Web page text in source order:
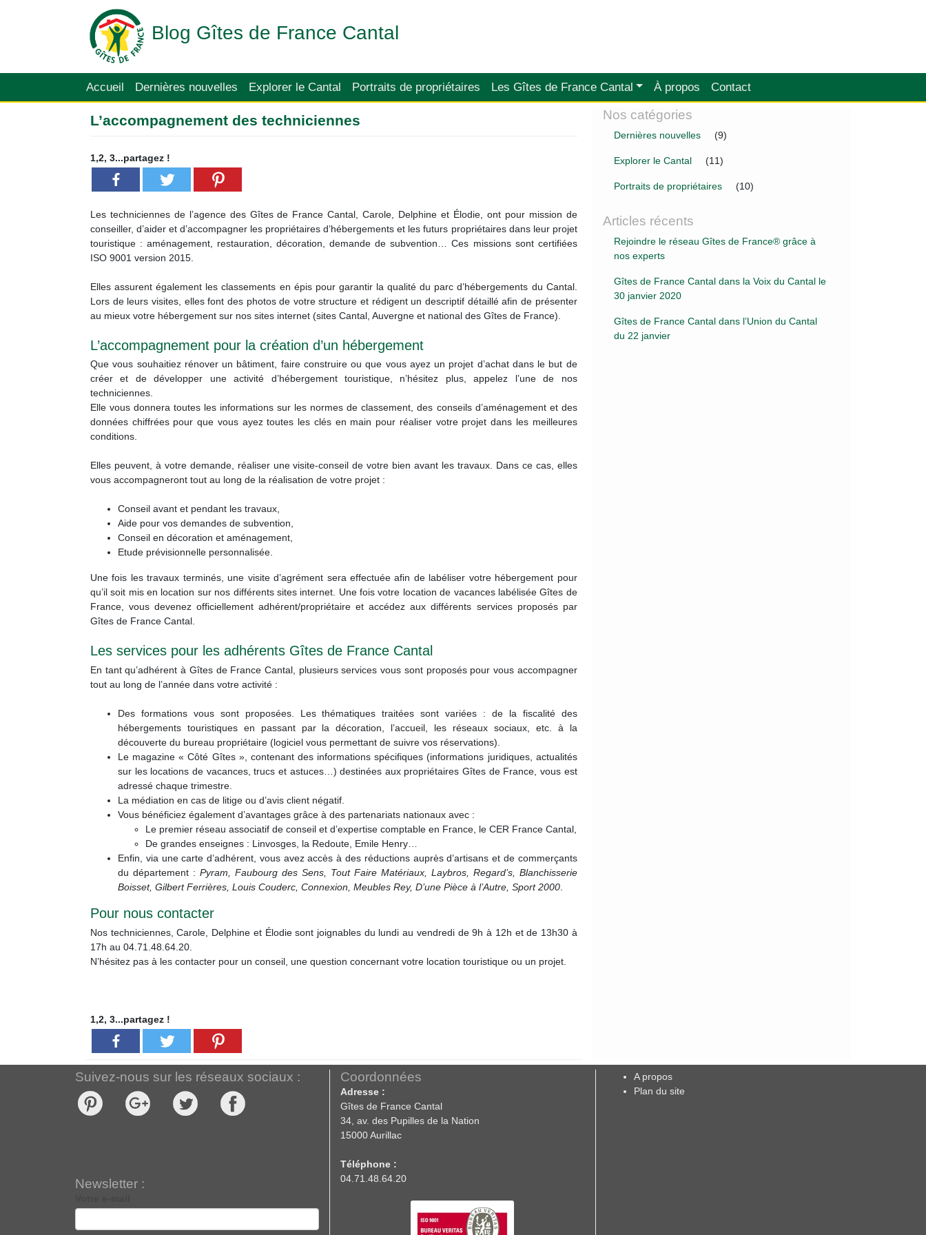
Blog Gîtes de France Cantal
Accueil Dernières nouvelles Explorer le Cantal Portraits de propriétaires Les Gîtes de France Cantal À propos Contact
L’accompagnement des techniciennes
1,2, 3...partagez !
Les techniciennes de l’agence des Gîtes de France Cantal, Carole, Delphine et Élodie, ont pour mission de
conseiller, d’aider et d’accompagner les propriétaires d’hébergements et les futurs propriétaires dans leur projet
touristique : aménagement, restauration, décoration, demande de subvention… Ces missions sont certifiées
ISO 9001 version 2015.
Elles assurent également les classements en épis pour garantir la qualité du parc d’hébergements du Cantal.
Lors de leurs visites, elles font des photos de votre structure et rédigent un descriptif détaillé afin de présenter
au mieux votre hébergement sur nos sites internet (sites Cantal, Auvergne et national des Gîtes de France).
L’accompagnement pour la création d’un hébergement
Que vous souhaitiez rénover un bâtiment, faire construire ou que vous ayez un projet d’achat dans le but de
créer et de développer une activité d’hébergement touristique, n’hésitez plus, appelez l’une de nos
techniciennes.
Elle vous donnera toutes les informations sur les normes de classement, des conseils d’aménagement et des
données chiffrées pour que vous ayez toutes les clés en main pour réaliser votre projet dans les meilleures
conditions.
Elles peuvent, à votre demande, réaliser une visite-conseil de votre bien avant les travaux. Dans ce cas, elles
vous accompagneront tout au long de la réalisation de votre projet :
Conseil avant et pendant les travaux,
Aide pour vos demandes de subvention,
Conseil en décoration et aménagement,
Etude prévisionnelle personnalisée.
Une fois les travaux terminés, une visite d’agrément sera effectuée afin de labéliser votre hébergement pour
qu’il soit mis en location sur nos différents sites internet. Une fois votre location de vacances labélisée Gîtes de
France, vous devenez officiellement adhérent/propriétaire et accédez aux différents services proposés par
Gîtes de France Cantal.
Les services pour les adhérents Gîtes de France Cantal
En tant qu’adhérent à Gîtes de France Cantal, plusieurs services vous sont proposés pour vous accompagner
tout au long de l’année dans votre activité :
Des formations vous sont proposées. Les thématiques traitées sont variées : de la fiscalité des
hébergements touristiques en passant par la décoration, l’accueil, les réseaux sociaux, etc. à la
découverte du bureau propriétaire (logiciel vous permettant de suivre vos réservations).
Le magazine « Côté Gîtes », contenant des informations spécifiques (informations juridiques, actualités
sur les locations de vacances, trucs et astuces…) destinées aux propriétaires Gîtes de France, vous est
adressé chaque trimestre.
La médiation en cas de litige ou d’avis client négatif.
Vous bénéficiez également d’avantages grâce à des partenariats nationaux avec :
Le premier réseau associatif de conseil et d’expertise comptable en France, le CER France Cantal,
De grandes enseignes : Linvosges, la Redoute, Emile Henry…
Enfin, via une carte d’adhérent, vous avez accès à des réductions auprès d’artisans et de commerçants
du département : Pyram, Faubourg des Sens, Tout Faire Matériaux, Laybros, Regard’s, Blanchisserie
Boisset, Gilbert Ferrières, Louis Couderc, Connexion, Meubles Rey, D’une Pièce à l’Autre, Sport 2000.
Pour nous contacter
Nos techniciennes, Carole, Delphine et Élodie sont joignables du lundi au vendredi de 9h à 12h et de 13h30 à
17h au 04.71.48.64.20.
N’hésitez pas à les contacter pour un conseil, une question concernant votre location touristique ou un projet.
1,2, 3...partagez !
Nos catégories
Dernières nouvelles (9)
Explorer le Cantal (11)
Portraits de propriétaires (10)
Articles récents
Rejoindre le réseau Gîtes de France® grâce à
nos experts
Gîtes de France Cantal dans la Voix du Cantal le
30 janvier 2020
Gîtes de France Cantal dans l’Union du Cantal
du 22 janvier
Suivez-nous sur les réseaux sociaux :
Newsletter :
Coordonnées
Adresse :
Gîtes de France Cantal
34, av. des Pupilles de la Nation
15000 Aurillac
Téléphone :
04.71.48.64.20
A propos
Plan du site